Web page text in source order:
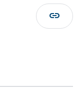
link